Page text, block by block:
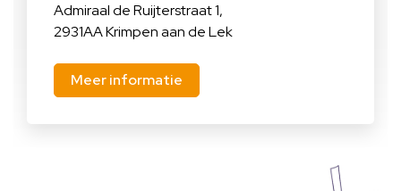
Admiraal de Ruijterstraat 1,
2931AA Krimpen aan de Lek
Meer informatie